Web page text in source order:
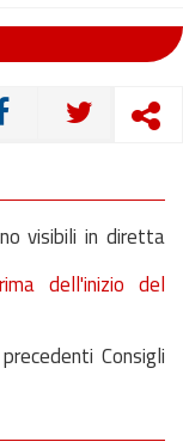
visibili in diretta
dell'inizio del
Consigli